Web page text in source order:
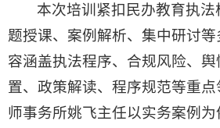
本次培训紧扣民办教育执
题授课、案例解析、集中研讨
容涵盖执法程序、合规风险、
置、政策解读、程序规范等重
师事务所姚飞主任以实务案例